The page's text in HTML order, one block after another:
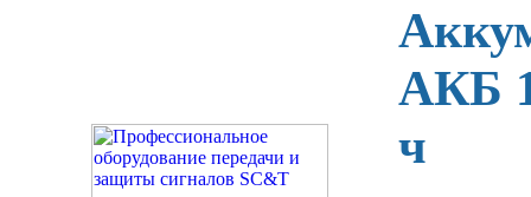
АКБ
ч